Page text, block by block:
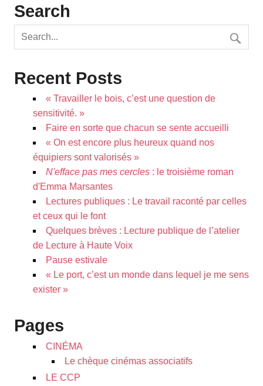
Search
Recent Posts
« Travailler le bois, c’est une question de
sensitivité. »
Faire en sorte que chacun se sente accueilli
« On est encore plus heureux quand nos
équipiers sont valorisés »
N'efface pas mes cercles : le troisième roman
d'Emma Marsantes
Lectures publiques : Le travail raconté par celles
et ceux qui le font
Quelques brèves : Lecture publique de l’atelier
de Lecture à Haute Voix
Pause estivale
« Le port, c’est un monde dans lequel je me sens
exister »
Pages
CINÉMA
Le chèque cinémas associatifs
LE CCP